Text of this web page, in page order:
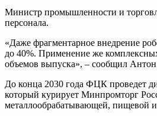
Министр промышленности и
персонала.
«Даже фрагментарное внедрение
до 40%. Применение же
объемов выпуска», – сообщил
До конца 2030 года ФЦК проведет
который курирует Минпромторг
металлообрабатывающей, пищевой и